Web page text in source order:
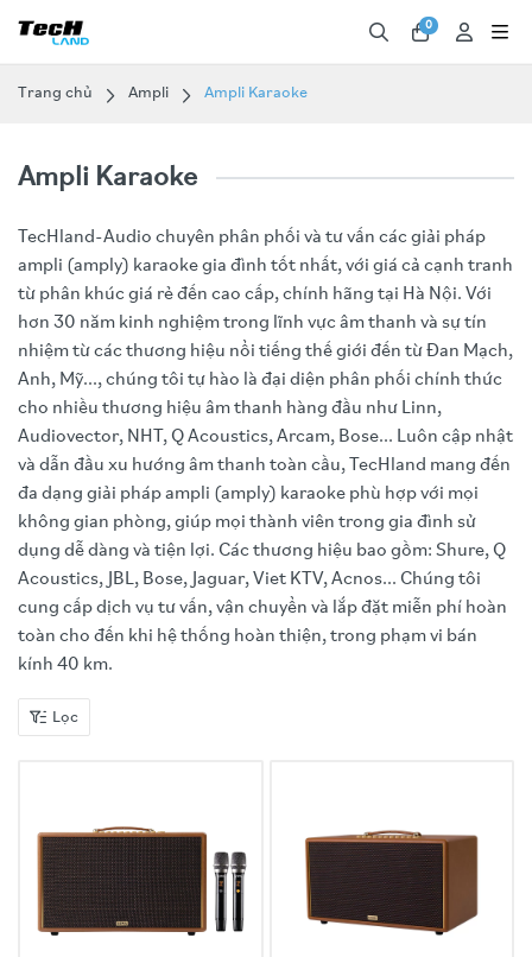
0
Trang chủ Ampli Ampli Karaoke
Ampli Karaoke
TecHland-Audio chuyên phân phối và tư vấn các giải pháp
ampli (amply) karaoke gia đình tốt nhất, với giá cả cạnh tranh
từ phân khúc giá rẻ đến cao cấp, chính hãng tại Hà Nội. Với
hơn 30 năm kinh nghiệm trong lĩnh vực âm thanh và sự tín
nhiệm từ các thương hiệu nổi tiếng thế giới đến từ Đan Mạch,
Anh, Mỹ..., chúng tôi tự hào là đại diện phân phối chính thức
cho nhiều thương hiệu âm thanh hàng đầu như Linn,
Audiovector, NHT, Q Acoustics, Arcam, Bose... Luôn cập nhật
và dẫn đầu xu hướng âm thanh toàn cầu, TecHland mang đến
đa dạng giải pháp ampli (amply) karaoke phù hợp với mọi
không gian phòng, giúp mọi thành viên trong gia đình sử
dụng dễ dàng và tiện lợi. Các thương hiệu bao gồm: Shure, Q
Acoustics, JBL, Bose, Jaguar, Viet KTV, Acnos... Chúng tôi
cung cấp dịch vụ tư vấn, vận chuyển và lắp đặt miễn phí hoàn
toàn cho đến khi hệ thống hoàn thiện, trong phạm vi bán
kính 40 km.
Lọc